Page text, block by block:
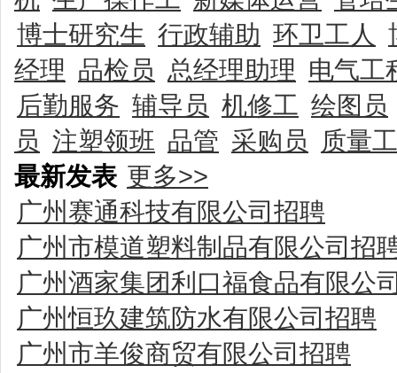
博士研究生 行政辅助 环卫工人
经理 品检员 总经理助理 电气工
后勤服务 辅导员 机修工 绘图员
员 注塑领班 品管 采购员
质量
最新发表 更多>>
广州赛通科技有限公司招聘
广州市模道塑料制品有限公司招
广州酒家集团利口福食品有限公
广州恒玖建筑防水有限公司招聘
广州市羊俊商贸有限公司招聘